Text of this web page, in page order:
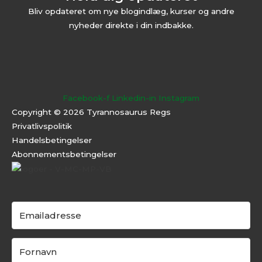
Bliv opdateret om nye blogindlæg, kurser og andre
nyheder direkte i din indbakke.
Facebook-f Linkedin-in Instagram
Copyright © 2026 Tyrannosaurus Regs
Privatlivspolitik
Handelsbetingelser
Abonnementsbetingelser